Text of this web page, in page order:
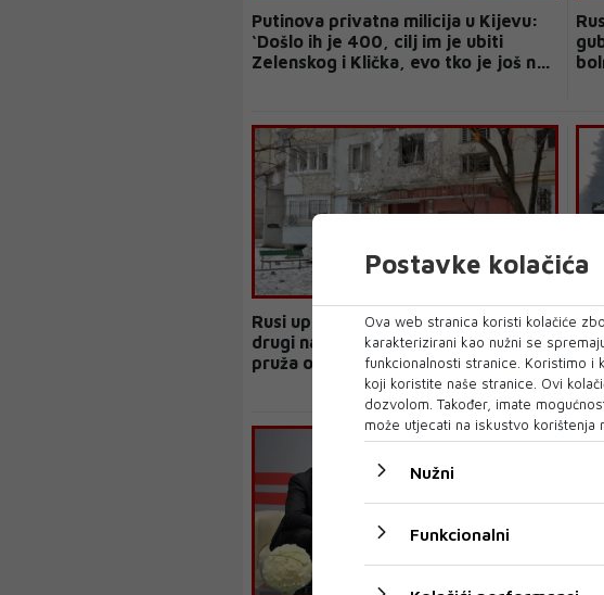
Putinova privatna milicija u Kijevu:
‘Došlo ih je 400, cilj im je ubiti
Zelenskog i Klička, evo tko je još na
Rusi upali u Harkov, u tijeku bitka za
drugi najveći ukrajinski grad. Kijev
pruža otpor
još
Postavke kolačića
Ova web stranica koristi kolačiće
karakterizirani kao nužni se
funkcionalnosti stranice. Koristimo i
koji koristite naše stranice. Ovi
dozvolom. Također, imate
može utjecati na iskustvo korištenja
Nužni
Funkcionalni